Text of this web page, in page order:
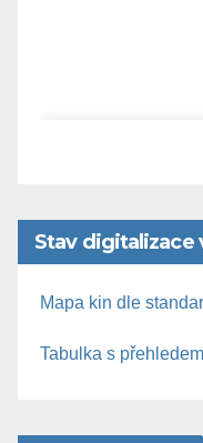
Stav digitalizace
Mapa kin dle
Tabulka s